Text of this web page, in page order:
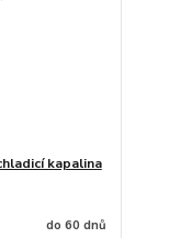
kapalina
do 60 dnů